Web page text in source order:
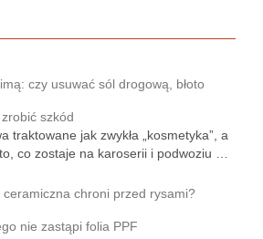
czy usuwać sól drogową, błoto
szkód
traktowane jak zwykła „kosmetyka”, a
co zostaje na karoserii i podwoziu …
ceramiczna chroni przed rysami?
nie zastąpi folia PPF